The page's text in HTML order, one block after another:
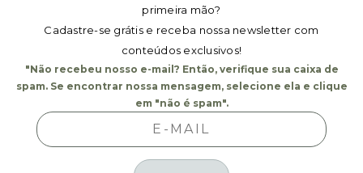
primeira mão?
Cadastre-se grátis e receba nossa newsletter com
conteúdos exclusivos!
"Não recebeu nosso e-mail? Então, verifique sua caixa de
spam. Se encontrar nossa mensagem, selecione ela e clique
em "não é spam".